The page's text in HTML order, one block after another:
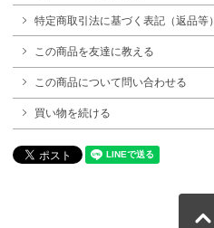
特定商取引法に基づく表記（返品等）
この商品を友達に教える
この商品について問い合わせる
買い物を続ける